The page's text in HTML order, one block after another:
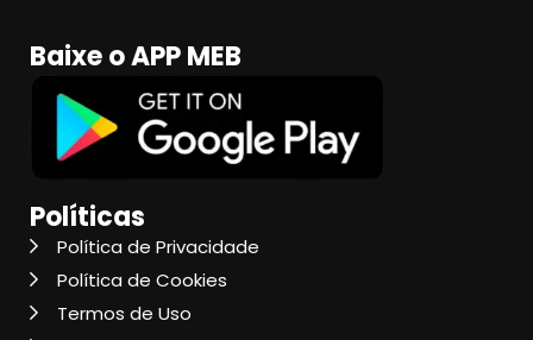
Baixe o APP MEB
Políticas
Política de Privacidade
Política de Cookies
Termos de Uso